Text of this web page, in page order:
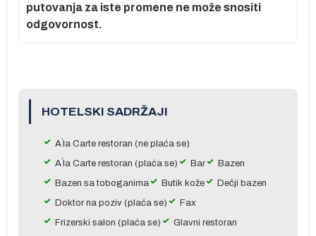
putovanja za iste promene ne može snositi
odgovornost.
HOTELSKI SADRŽAJI
A`la Carte restoran (ne plaća se)
A`la Carte restoran (plaća se)
Bar
Bazen
Bazen sa toboganima
Butik kože
Dečji bazen
Doktor na poziv (plaća se)
Fax
Frizerski salon (plaća se)
Glavni restoran